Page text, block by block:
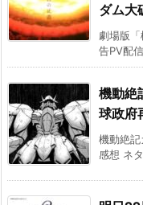
ダム大
劇場版
告PV配
機動絶
球政府
機動絶記
感想 ネ